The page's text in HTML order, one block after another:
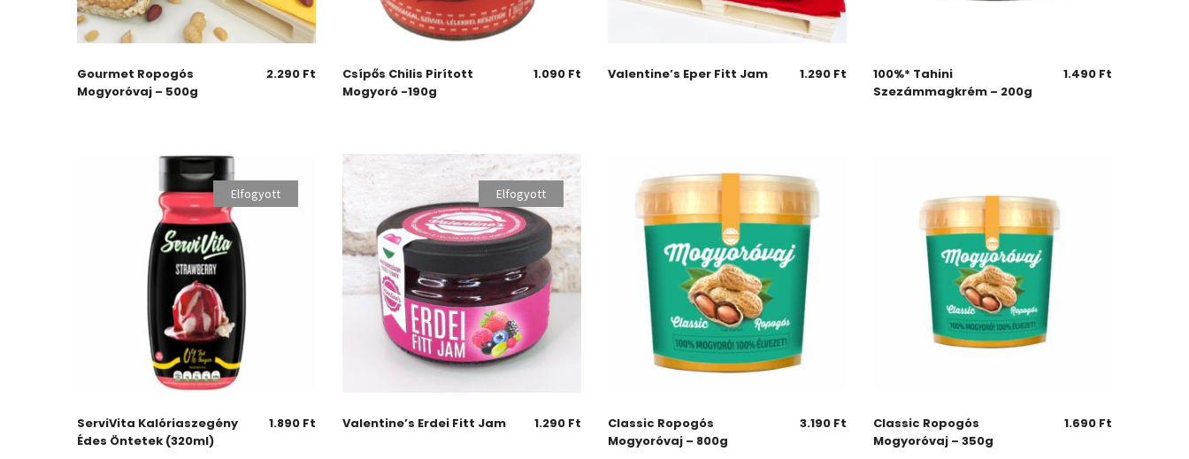
Gourmet Ropogós
Mogyoróvaj – 500g
2.290 Ft
Csípős Chilis Pirított
Mogyoró -190g
1.090 Ft Valentine’s Eper Fitt Jam 1.290 Ft
100%* Tahini
Szezámmagkrém – 200g
1.490 Ft
Elfogyott
ServiVita Kalóriaszegény
Édes Öntetek (320ml)
1.890 Ft
Elfogyott
Valentine’s Erdei Fitt Jam 1.290 Ft
Classic Ropogós
Mogyoróvaj – 800g
3.190 Ft
Classic Ropogós
Mogyoróvaj – 350g
1.690 Ft